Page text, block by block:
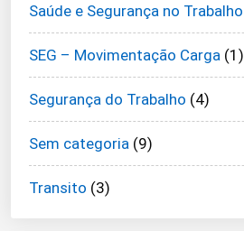
Saúde e Segurança no Trabalho
SEG – Movimentação Carga (1)
Segurança do Trabalho (4)
Sem categoria (9)
Transito (3)